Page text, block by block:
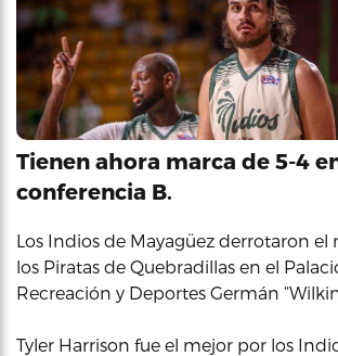
Tienen ahora marca de 5-4
conferencia B.
Los Indios de Mayagüez derrotaron el
los Piratas de Quebradillas en el
Recreación y Deportes Germán
Tyler Harrison fue el mejor por los